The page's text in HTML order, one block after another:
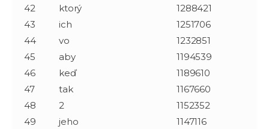
42
ktorý
1288421
43
ich
1251706
44
vo
1232851
45
aby
1194539
46
keď
1189610
47
tak
1167660
48
2
1152352
49
jeho
1147116